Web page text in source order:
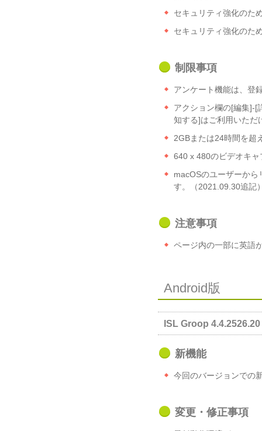
セキュリティ強化のた
セキュリティ強化のた
制限事項
アンケート機能は、登
アクション欄の[編集]-[
知する]はご利用いただ
2GBまたは24時間を超
640 x 480のビデオキ
macOSのユーザーか
す。（2021.09.30追記
注意事項
ページ内の一部に英語
Android版
ISL Groop
新機能
今回のバージョンでの
変更・修正事項